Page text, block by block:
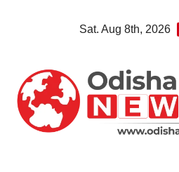
Sat. Aug 8th, 2026